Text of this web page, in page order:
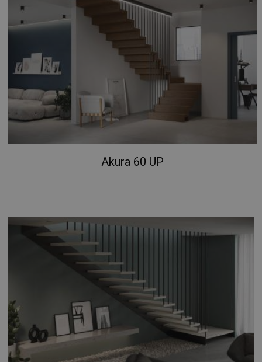
Akura 60 UP
...